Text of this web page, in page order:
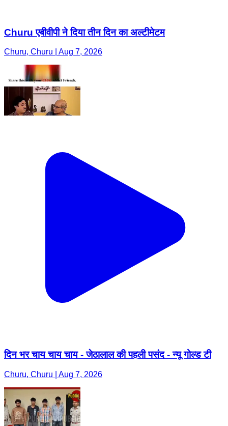
Churu एबीवीपी ने दिया तीन दिन का अल्टीमेटम
Churu, Churu | Aug 7, 2026
दिन भर चाय चाय चाय - जेठालाल की पहली पसंद - न्यू गोल्ड टी
Churu, Churu | Aug 7, 2026